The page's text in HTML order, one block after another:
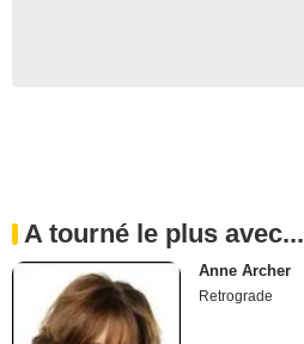
A tourné le plus avec...
Anne Archer
Retrograde